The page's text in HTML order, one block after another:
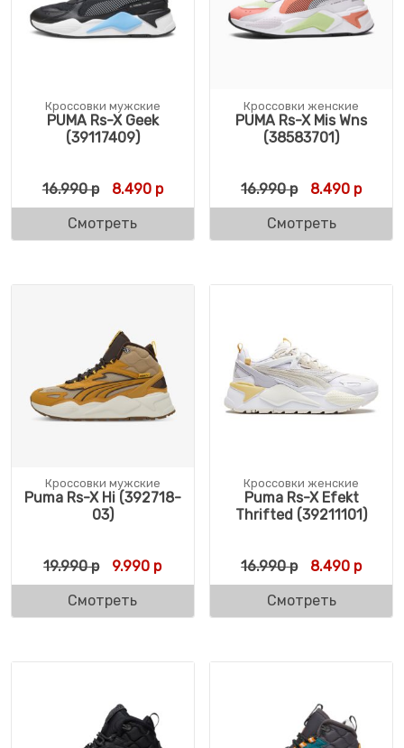
Кроссовки мужские
PUMA Rs-X Geek
(39117409)
16.990р Первоначальная цена составляла 16.990
8.490рТекущая цена: 8.490 р.
Смотреть
Кроссовки женские
PUMA Rs-X Mis Wns
(38583701)
16.990р 8.490 р
Смотреть
Кроссовки мужские
Puma Rs-X Hi (392718-
03)
19.990р Первоначальная цена составляла 19.990
9.990 рТекущая цена: 9.990 р.
Смотреть
Кроссовки женские
Puma Rs-X Efekt
Thrifted (39211101)
16.990р 8.490 р
Смотреть